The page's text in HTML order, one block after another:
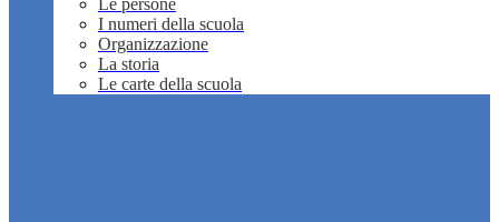
Le persone
I numeri della scuola
Organizzazione
La storia
Le carte della scuola